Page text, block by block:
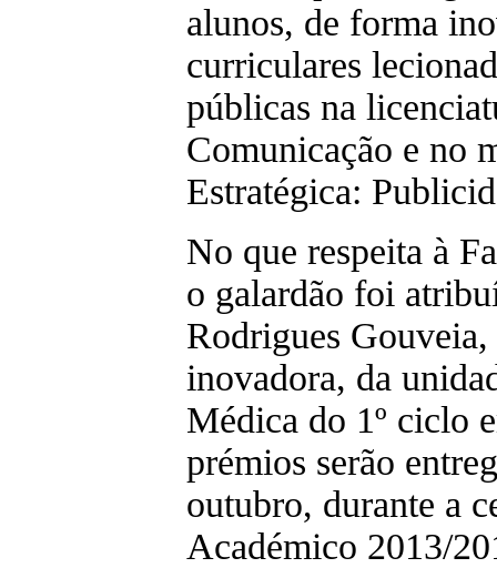
alunos, de forma
curriculares
públicas na
Comunicação e no
Estratégica:
No que respeita à
o galardão foi
Rodrigues
inovadora, da
Médica do 1º ciclo
prémios serão
outubro, durante a
Académico 2013/